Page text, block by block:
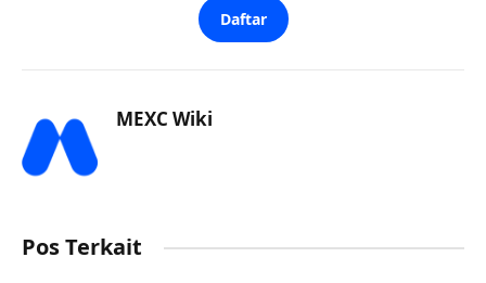
Daftar
MEXC Wiki
Pos Terkait